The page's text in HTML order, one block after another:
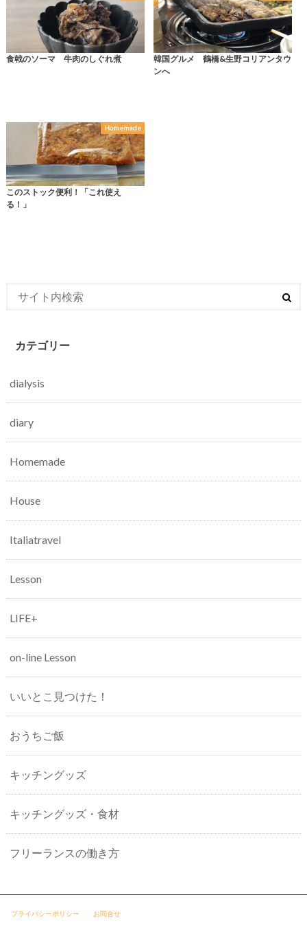
食戟のソーマ 牛肉のしぐれ煮
韓国グルメ 鶴橋&生野コリアンタウ
ンへ
Homemade
このストック便利！「これ使え
る！」
カテゴリー
dialysis
diary
Homemade
House
Italiatravel
Lesson
LIFE+
on-line Lesson
いいとこ見つけた！
おうちご飯
キッチングッズ
キッチングッズ・食材
フリーランスの働き方
プライバシーポリシー お問合せ